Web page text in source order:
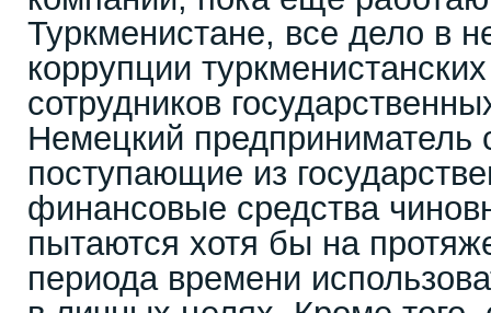
Туркменистане, все дело в
коррупции
сотрудников
Немецкий предприниматель
поступающие из
финансовые средства
пытаются хотя бы на
периода времени